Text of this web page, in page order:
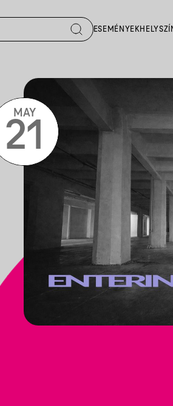
ESEMÉNYEK
MAY
21